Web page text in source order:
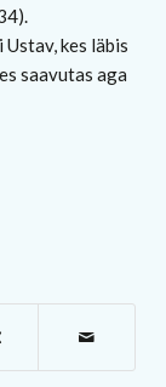
kes läbis
saavutas aga